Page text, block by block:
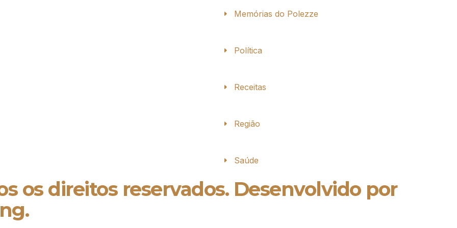
Memórias do Polezze
Política
Receitas
Região
Saúde
os direitos reservados. Desenvolvido por